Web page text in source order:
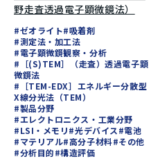
野走査透過電子顕微鏡法）
#ゼオライト#吸着剤
#測定法・加工法
#電子顕微鏡観察・分析
#［(S)TEM］（走査）透過電子顕
微鏡法
#［TEM-EDX］エネルギー分散型
X線分光法（TEM）
#製品分野
#エレクトロニクス・工業分野
#LSI・メモリ#光デバイス#電池
#マテリアル#高分子材料#その他
#分析目的#構造評価